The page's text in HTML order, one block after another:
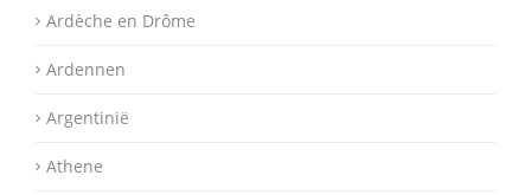
Ardèche en Drôme
Ardennen
Argentinië
Athene